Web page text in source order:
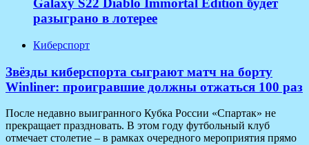
Galaxy S22 Diablo Immortal Edition будет
разыграно в лотерее
Киберспорт
Звёзды киберспорта сыграют матч на борту
Winliner: проигравшие должны отжаться 100 раз
После недавно выигранного Кубка России «Спартак» не
прекращает праздновать. В этом году футбольный клуб
отмечает столетие – в рамках очередного мероприятия прямо